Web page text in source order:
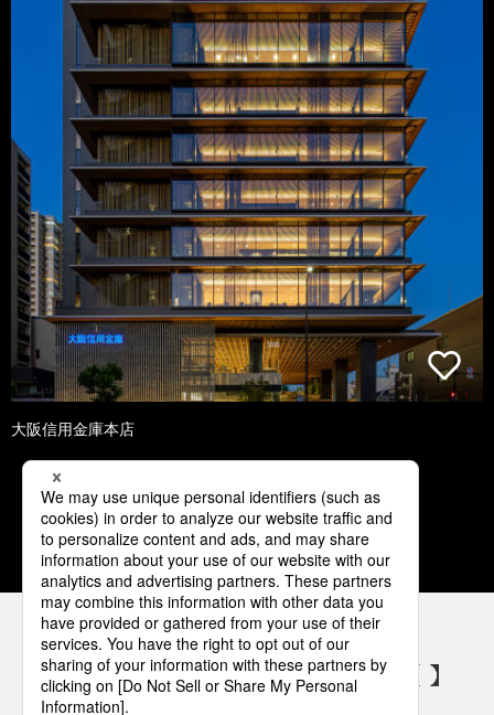
大阪信用金庫本店
1 2 3 4 5
パナソニックの電気設備 SNSアカウント